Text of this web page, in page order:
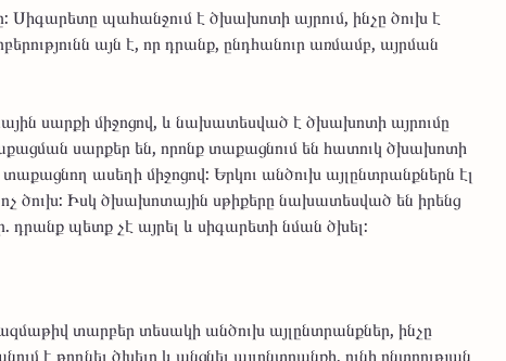
Սիգարետը պահանջում է ծխախոտի այրում, ինչը ծուխ է
այն է, որ դրանք, ընդհանուր առմամբ, այրման
սարքի միջոցով, և նախատեսված է ծխախոտի այրումը
սարքեր են, որոնք տաքացնում են հատուկ ծխախոտի
ասեղի միջոցով: Երկու անծուխ այլընտրանքներն էլ
ծուխ: Իսկ ծխախոտային սթիքերը նախատեսված են իրենց
պետք չէ այրել և սիգարետի նման ծխել:
տարբեր տեսակի անծուխ այլընտրանքներ, ինչը
է թողնել ծխելը և անցնել այլընտրանքի, ունի ընտրության